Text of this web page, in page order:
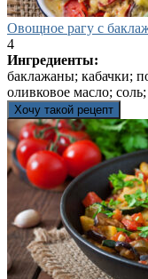
Овощное рагу с
4
Ингредиенты:
баклажаны; кабачки;
оливковое масло;
Хочу такой рецепт